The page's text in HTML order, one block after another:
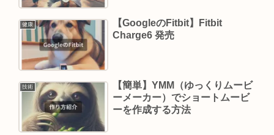
健康
【GoogleのFitbit】Fitbit
Charge6 発売
技術
【簡単】YMM（ゆっくりムービ
ーメーカー）でショートムービ
ーを作成する方法